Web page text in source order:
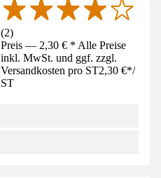
(2)
Preis — 2,30 € * Alle Preise
inkl. MwSt. und ggf. zzgl.
Versandkosten pro ST2,30 €*/
ST